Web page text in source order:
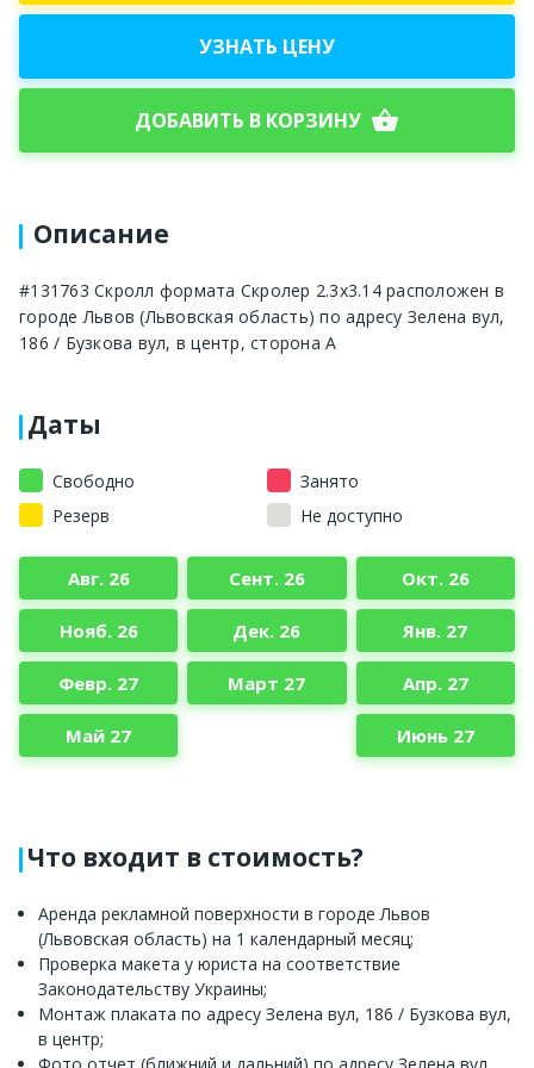
УЗНАТЬ ЦЕНУ
ДОБАВИТЬ В КОРЗИНУ shopping_basket
Описание
#131763 Скролл формата Скролер 2.3х3.14 расположен в
городе Львов (Львовская область) по адресу Зелена вул,
186 / Бузкова вул, в центр, сторона A
Даты
Свободно
Занято
Резерв
Не доступно
Авг. 26 Сент. 26 Окт. 26
Нояб. 26 Дек. 26 Янв. 27
Февр. 27 Март 27 Апр. 27
Май 27 Июнь 27
Что входит в стоимость?
Аренда рекламной поверхности в городе Львов
(Львовская область) на 1 календарный месяц;
Проверка макета у юриста на соответствие
Законодательству Украины;
Монтаж плаката по адресу Зелена вул, 186 / Бузкова вул,
в центр;